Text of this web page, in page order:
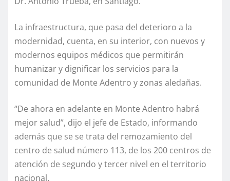
La infraestructura, que pasa del deterioro a la
modernidad, cuenta, en su interior, con nuevos y
modernos equipos médicos que permitirán
humanizar y dignificar los servicios para la
comunidad de Monte Adentro y zonas aledañas.
“De ahora en adelante en Monte Adentro habrá
mejor salud”, dijo el jefe de Estado, informando
además que se se trata del remozamiento del
centro de salud número 113, de los 200 centros de
atención de segundo y tercer nivel en el territorio
nacional.